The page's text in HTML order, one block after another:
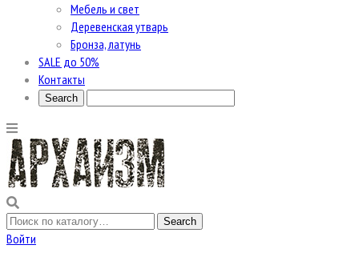
Мебель и свет
Деревенская утварь
Бронза, латунь
SALE до 50%
Контакты
Войти